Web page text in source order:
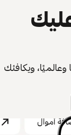
ويكافئك